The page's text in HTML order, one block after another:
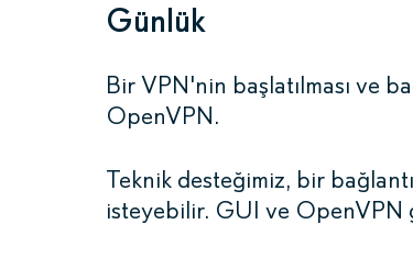
Günlük
Bir VPN'nin başlatılması ve
OpenVPN.
Teknik desteğimiz, bir
isteyebilir. GUI ve OpenVPN